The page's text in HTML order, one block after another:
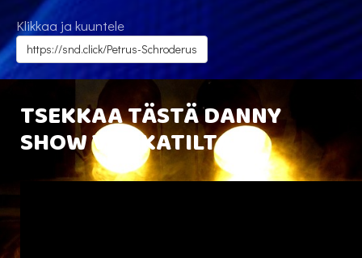
Klikkaa ja kuuntele
https://snd.click/Petrus-Schroderus
TSEKKAA TÄSTÄ DANNY
SHOW VUOKATILTA!